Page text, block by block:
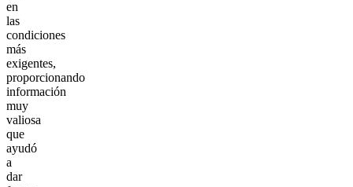
en
las
condiciones
más
exigentes,
proporcionando
información
muy
valiosa
que
ayudó
a
dar